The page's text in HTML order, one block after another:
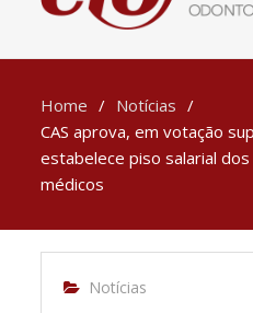
Home
Notícias
CAS aprova, em votação
estabelece piso salarial
médicos
Notícias